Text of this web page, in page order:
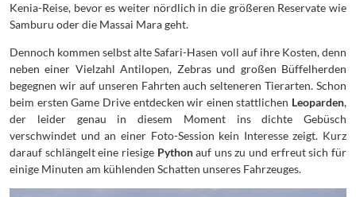
Kenia-Reise, bevor es weiter nördlich in die größeren Reservate wie
Samburu oder die Massai Mara geht.
Dennoch kommen selbst alte Safari-Hasen voll auf ihre Kosten, denn
neben einer Vielzahl Antilopen, Zebras und großen Büffelherden
begegnen wir auf unseren Fahrten auch selteneren Tierarten. Schon
beim ersten Game Drive entdecken wir einen stattlichen Leoparden,
der leider genau in diesem Moment ins dichte Gebüsch
verschwindet und an einer Foto-Session kein Interesse zeigt. Kurz
darauf schlängelt eine riesige Pythonauf uns zu und erfreut sich für
einige Minuten am kühlenden Schatten unseres Fahrzeuges.